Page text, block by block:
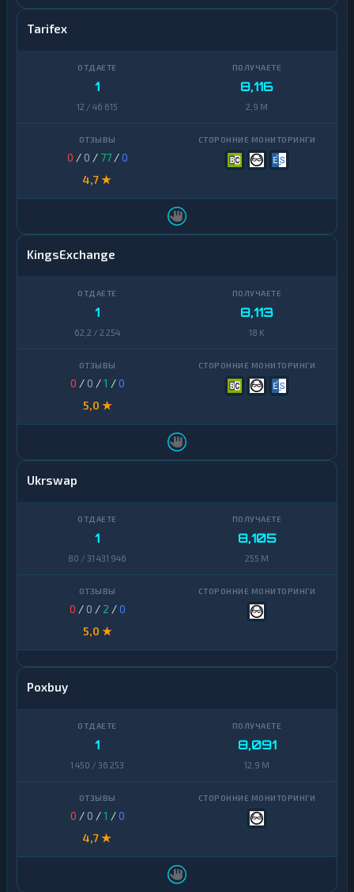
Tarifex
1
12 / 46 615
8,116
2,9 M
0 / 0 / 77/0
4,7 ★
KingsExchange
1
62,2 / 2 254
8,113
18 K
0 / 0 /1 /0
5,0 ★
Ukrswap
1
80 / 31 431 946
8,105
255 M
0 / 0 / 2 /0
5,0 ★
Poxbuy
1
1 450 / 36 253
8,091
12,9 M
0 / 0 /1 /0
4,7 ★